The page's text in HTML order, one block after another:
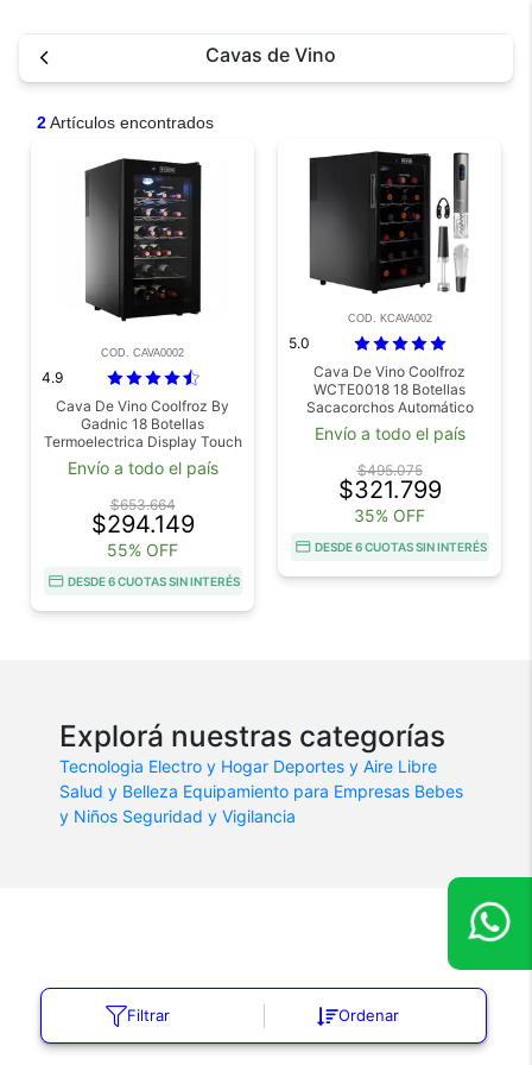
Cavas de Vino
2Artículos encontrados
Filtrar Ordenar
COD. CAVA0002
4.9
Cava De Vino Coolfroz By
Gadnic 18 Botellas
Termoelectrica Display Touch
LED Vidrio Templado
Envío a todo el país
$653.664
$294.149
55% OFF
DESDE 6 CUOTAS SIN INTERÉS
COD. KCAVA002
5.0
Cava De Vino Coolfroz
WCTE0018 18 Botellas
Sacacorchos Automático
Gadnic
Envío a todo el país
$495.075
$321.799
35% OFF
DESDE 6 CUOTAS SIN INTERÉS
Explorá nuestras categorías
Tecnologia Electro y Hogar Deportes y Aire Libre
Salud y Belleza Equipamiento para Empresas Bebes
y Niños Seguridad y Vigilancia